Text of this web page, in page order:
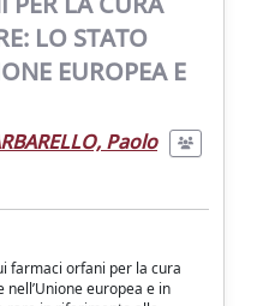
LO STATO
EUROPEA E
Paolo
farmaci orfani per la cura
europea e in